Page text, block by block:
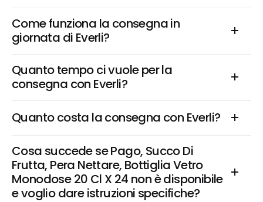
Come funziona la consegna in
giornata di Everli?
Quanto tempo ci vuole per la
consegna con Everli?
Quanto costa la consegna con Everli?
Cosa succede se Pago, Succo Di
Frutta, Pera Nettare, Bottiglia Vetro
Monodose 20 Cl X 24 non è disponibile
e voglio dare istruzioni specifiche?